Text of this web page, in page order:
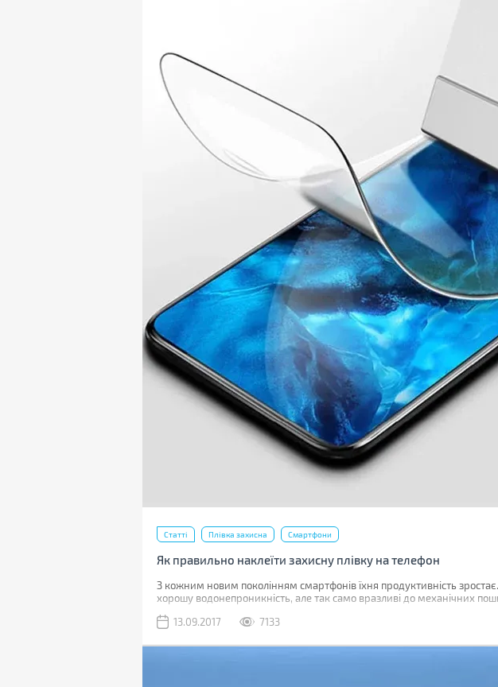
Статті Плівка захисна Смартфони
Як правильно наклеїти захисну плівку на телефон
З кожним новим поколінням смартфонів їхня продуктивність
хорошу водонепроникність, але так само вразливі до механічних
13.09.2017
7133